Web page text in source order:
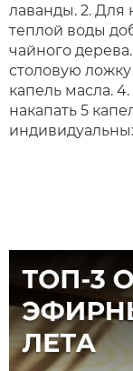
лаванды. 2. Для
теплой воды
чайного
столовую
капель масла.
накапать 5